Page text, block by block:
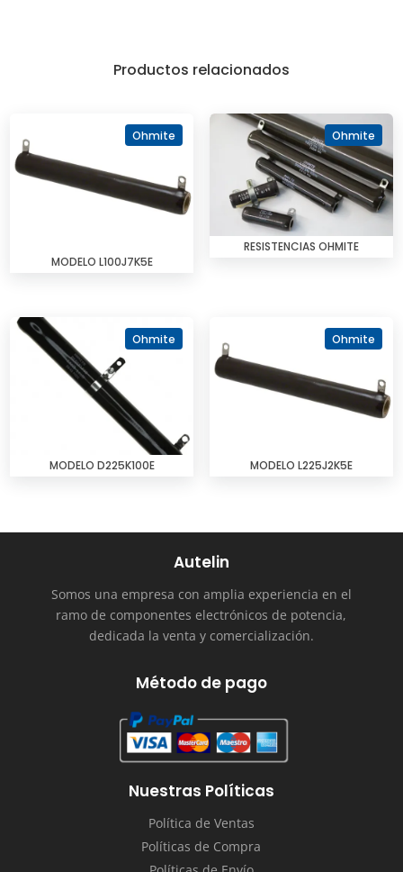
Productos relacionados
Ohmite
MODELO L100J7K5E
Ohmite
RESISTENCIAS OHMITE
Ohmite
MODELO D225K100E
Ohmite
MODELO L225J2K5E
Autelin
Somos una empresa con amplia experiencia en el
ramo de componentes electrónicos de potencia,
dedicada la venta y comercialización.
Método de pago
Nuestras Políticas
Política de Ventas
Políticas de Compra